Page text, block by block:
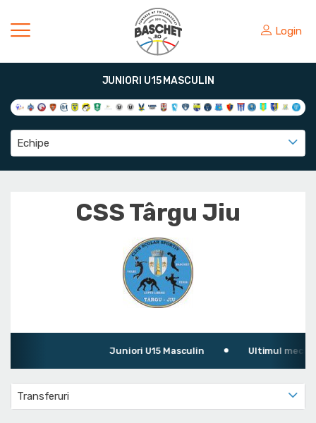
Login
JUNIORI U15 MASCULIN
Echipe
CSS Târgu Jiu
Juniori U15 Masculin Ultimul meci:
Transferuri